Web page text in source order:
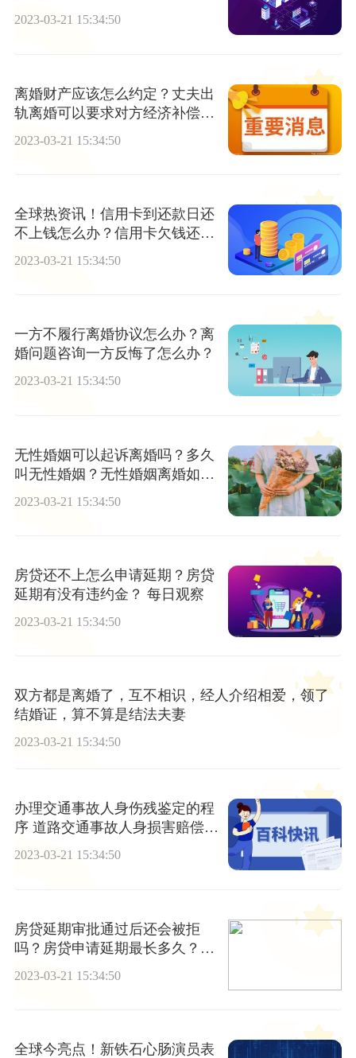
银行吗？
2023-03-21 15:34:50
离婚财产应该怎么约定？丈夫出
轨离婚可以要求对方经济补偿
2023-03-21 15:34:50
全球热资讯！信用卡到还款日还
不上钱怎么办？信用卡欠钱还不
2023-03-21 15:34:50
一方不履行离婚协议怎么办？离
婚问题咨询一方反悔了怎么办？
2023-03-21 15:34:50
无性婚姻可以起诉离婚吗？多久
叫无性婚姻？无性婚姻离婚如何
2023-03-21 15:34:50
房贷还不上怎么申请延期？房贷
延期有没有违约金？ 每日观察
2023-03-21 15:34:50
双方都是离婚了，互不相识，经人介绍相爱，领了
结婚证，算不算是结法夫妻
2023-03-21 15:34:50
办理交通事故人身伤残鉴定的程
序 道路交通事故人身损害赔偿标
准是多少？
2023-03-21 15:34:50
房贷延期审批通过后还会被拒
吗？房贷申请延期最长多久？_
2023-03-21 15:34:50
全球今亮点！新铁石心肠演员表